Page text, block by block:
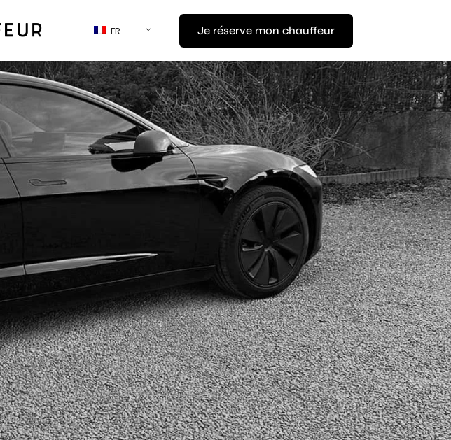
FR Je réserve mon chauffeur